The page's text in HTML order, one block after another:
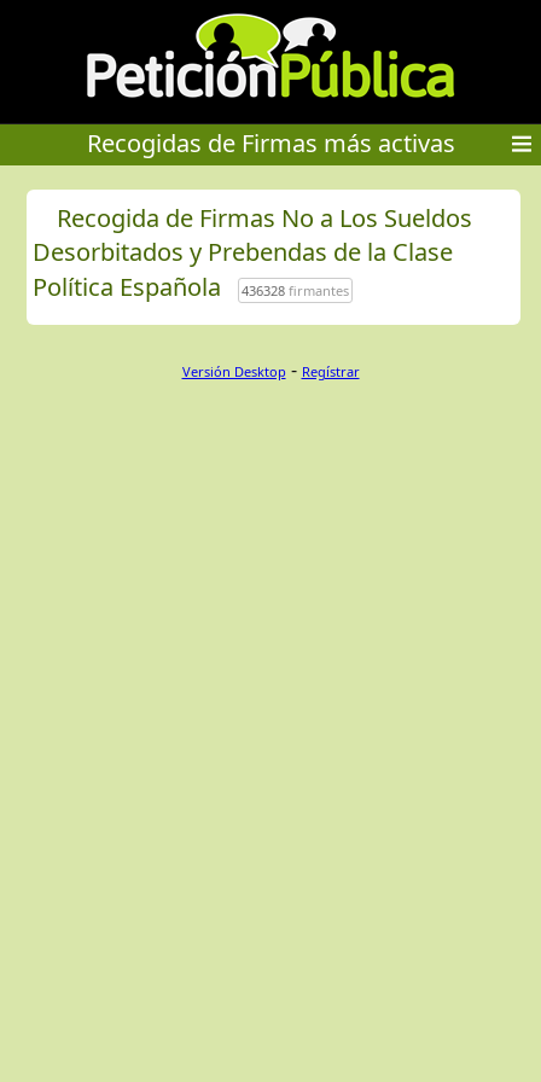
Recogidas de Firmas más activas
Recogida de Firmas No a Los Sueldos
Desorbitados y Prebendas de la Clase
Política Española
436328firmantes
Versión Desktop - Regístrar